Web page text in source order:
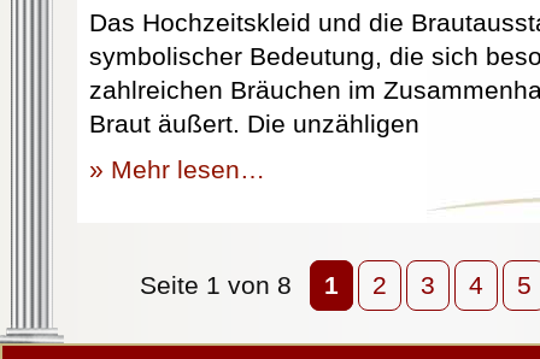
Das Hochzeitskleid und die
symbolischer Bedeutung, die sich
zahlreichen Bräuchen im
Braut äußert. Die unzähligen
» Mehr lesen…
Seite 1 von 8 1 2 3 4 5